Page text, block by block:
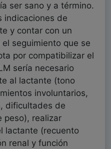
ser sano y a término.
indicaciones de
y contar con un
seguimiento que se
por compatibilizar el
sería necesario
al lactante (tono
involuntarios,
dificultades de
peso), realizar
lactante (recuento
renal y función